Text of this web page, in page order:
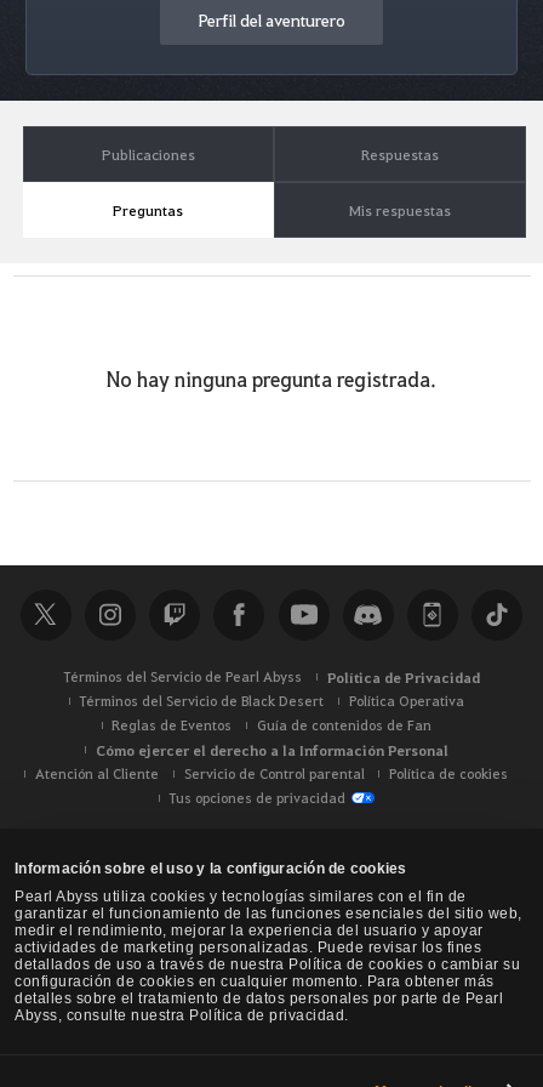
Información sobre el uso y la configuración de cookies
Pearl Abyss utiliza cookies y tecnologías similares con el fin de
garantizar el funcionamiento de las funciones esenciales del sitio web,
medir el rendimiento, mejorar la experiencia del usuario y apoyar
actividades de marketing personalizadas. Puede revisar los fines
detallados de uso a través de nuestra Política de cookies o cambiar su
configuración de cookies en cualquier momento. Para obtener más
detalles sobre el tratamiento de datos personales por parte de Pearl
Abyss, consulte nuestra Política de privacidad.
Perfil del aventurero
Publicaciones Respuestas
Preguntas Mis respuestas
No hay ninguna pregunta registrada.
Términos del Servicio de Pearl Abyss Política de Privacidad
Términos del Servicio de Black Desert
Política Operativa
Reglas de Eventos
Guía de contenidos de Fan
Cómo ejercer el derecho a la Información Personal
Atención al Cliente Servicio de Control parental
Política de cookies
Tus opciones de privacidad